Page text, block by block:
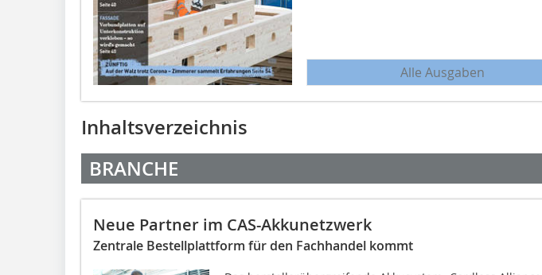
Alle Ausgaben
Inhaltsverzeichnis
BRANCHE
Neue Partner im CAS-Akkunetzwerk
Zentrale Bestellplattform für den Fachhandel kommt